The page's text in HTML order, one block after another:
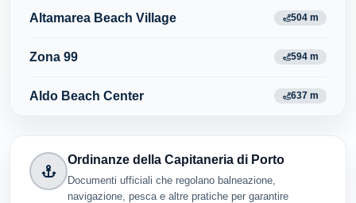
Altamarea Beach Village 504 m
Zona 99 594 m
Aldo Beach Center 637 m
Ordinanze della Capitaneria di Porto
Documenti ufficiali che regolano balneazione,
navigazione, pesca e altre pratiche per garantire